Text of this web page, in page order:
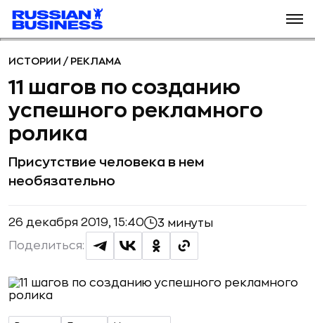
ИСТОРИИ / РЕКЛАМА
11 шагов по созданию
успешного рекламного
ролика
Присутствие человека в нем
необязательно
26 декабря 2019, 15:40 3 минуты
Поделиться: